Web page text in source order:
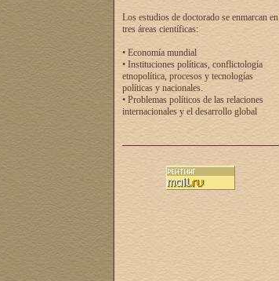
Los estudios de doctorado se enmarcan en
tres áreas científicas:
• Economía mundial
• Instituciones políticas, conflictología
etnopolítica, procesos y tecnologías
políticas y nacionales.
• Problemas políticos de las relaciones
internacionales y el desarrollo global